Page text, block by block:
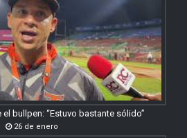
bullpen: “Estuvo bastante sólido”
26 de enero